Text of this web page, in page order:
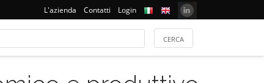
L'azienda Contatti Login